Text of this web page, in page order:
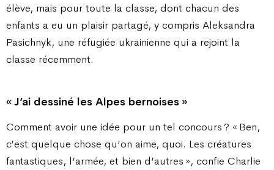
élève, mais pour toute la classe, dont chacun des
enfants a eu un plaisir partagé, y compris Aleksandra
Pasichnyk, une réfugiée ukrainienne qui a rejoint la
classe récemment.
« J’ai dessiné les Alpes bernoises »
Comment avoir une idée pour un tel concours ? « Ben,
c’est quelque chose qu’on aime, quoi. Les créatures
fantastiques, l’armée, et bien d’autres », confie Charlie